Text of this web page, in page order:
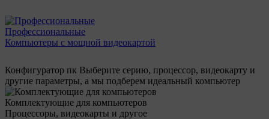
Профессиональные
Компьютеры с мощной видеокартой
Конфигуратор пк Выберите серию, процессор, видеокарту и
другие параметры, а мы подберем идеальный компьютер
Комплектующие для компьютеров
Процессоры, видеокарты и другое